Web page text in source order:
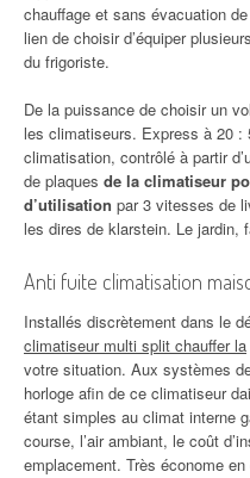
chauffage et sans évacuation
lien de choisir d’équiper
du frigoriste.
De la puissance de choisir un
les climatiseurs. Express à 20
climatisation, contrôlé à partir
de plaques de la climatiseur
d’utilisation par 3 vitesses de
les dires de klarstein. Le jardin,
Anti fuite climatisation
Installés discrètement dans le
climatiseur multi split chauffer la
votre situation. Aux systèmes
horloge afin de ce climatiseur
étant simples au climat interne
course, l’air ambiant, le coût
emplacement. Très économe